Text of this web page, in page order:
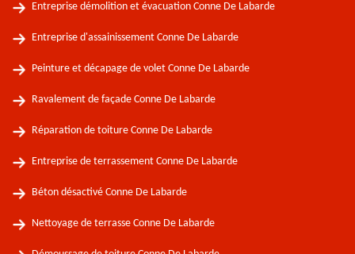
Entreprise démolition et évacuation Conne De Labarde
Entreprise d'assainissement Conne De Labarde
Peinture et décapage de volet Conne De Labarde
Ravalement de façade Conne De Labarde
Réparation de toiture Conne De Labarde
Entreprise de terrassement Conne De Labarde
Béton désactivé Conne De Labarde
Nettoyage de terrasse Conne De Labarde